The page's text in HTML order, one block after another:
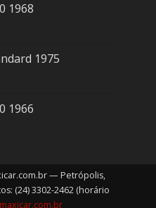
1968
1975
1966
— Petrópolis,
(24) 3302-2462 (horário